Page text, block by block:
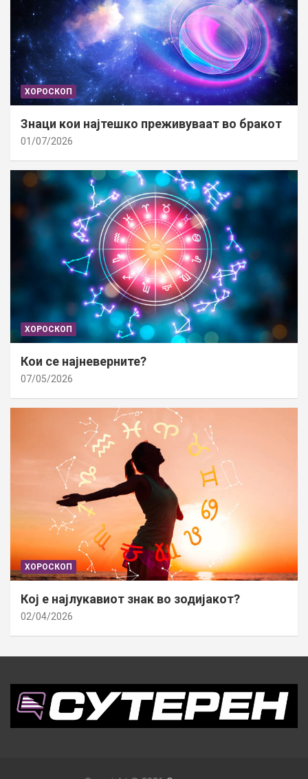
ХОРОСКОП
Знаци кои најтешко преживуваат во бракот
01/07/2026
ХОРОСКОП
Кои се најневерните?
07/05/2026
ХОРОСКОП
Кој е најлукавиот знак во зодијакот?
02/04/2026